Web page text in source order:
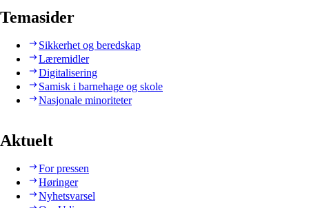
Temasider
Sikkerhet og beredskap
Læremidler
Digitalisering
Samisk i barnehage og skole
Nasjonale minoriteter
Aktuelt
For pressen
Høringer
Nyhetsvarsel